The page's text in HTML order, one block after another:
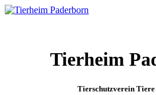
Tierheim
Tierschutzverein Tiere